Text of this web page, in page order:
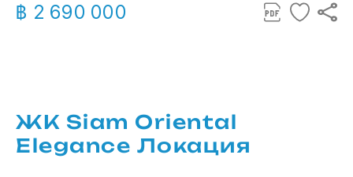
฿ 2 690 000
ЖК Siam Oriental
Elegance Локация